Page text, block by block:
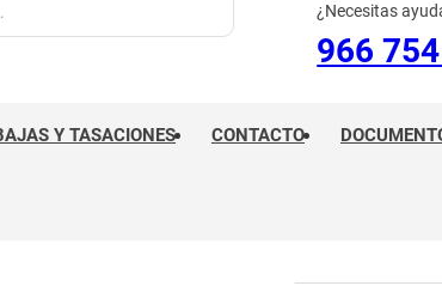
¿Necesitas
966
Y TASACIONES CONTACTO